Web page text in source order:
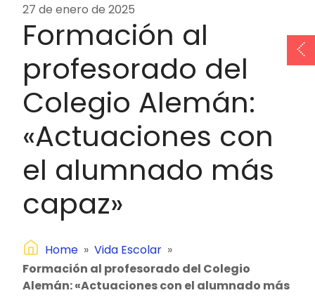
27 de enero de 2025
Formación al
profesorado del
Colegio Alemán:
«Actuaciones con
el alumnado más
capaz»
Home » Vida Escolar »
Formación al profesorado del Colegio
Alemán: «Actuaciones con el alumnado más